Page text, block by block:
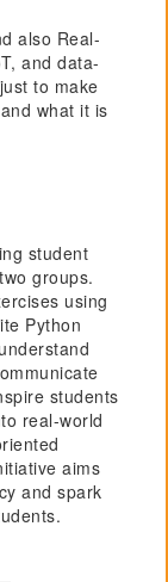
also Real-
and data-
to make
what it is
student
groups.
using
Python
students
real-world
aims
and spark